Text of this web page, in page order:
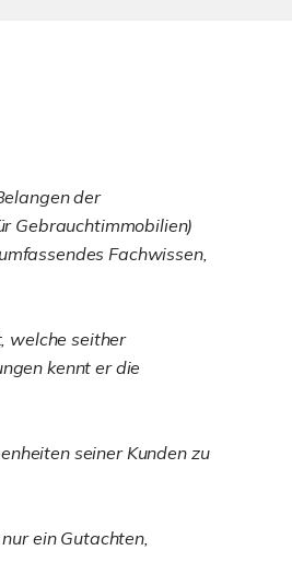
der
Gebrauchtimmobilien)
Fachwissen,
welche seither
kennt er die
seiner Kunden zu
ein Gutachten,